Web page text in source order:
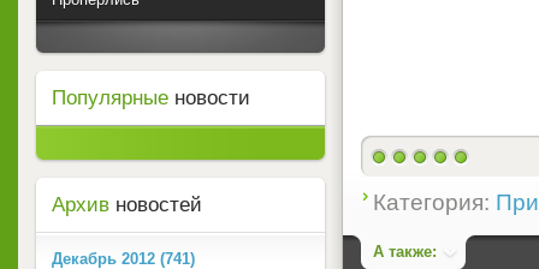
Категория:
А также:
Популярные новости
Архив новостей
Декабрь 2012 (741)